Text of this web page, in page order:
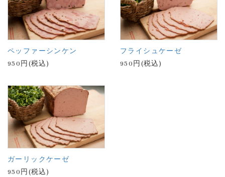
ペッファーシンケン
950円(税込)
フライシュケーゼ
950円(税込)
ガーリックケーゼ
950円(税込)